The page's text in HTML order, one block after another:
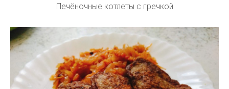
Печёночные котлеты с гречкой